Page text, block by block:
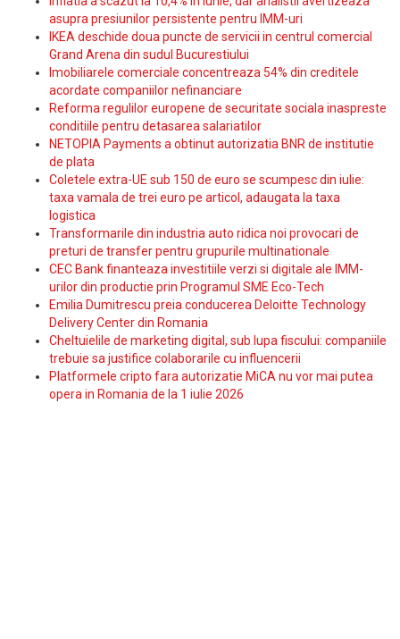
asupra presiunilor persistente pentru IMM-uri
IKEA deschide doua puncte de servicii in centrul comercial
Grand Arena din sudul Bucurestiului
Imobiliarele comerciale concentreaza 54% din creditele
acordate companiilor nefinanciare
Reforma regulilor europene de securitate sociala inaspreste
conditiile pentru detasarea salariatilor
NETOPIA Payments a obtinut autorizatia BNR de institutie
de plata
Coletele extra-UE sub 150 de euro se scumpesc din iulie:
taxa vamala de trei euro pe articol, adaugata la taxa
logistica
Transformarile din industria auto ridica noi provocari de
preturi de transfer pentru grupurile multinationale
CEC Bank finanteaza investitiile verzi si digitale ale IMM-
urilor din productie prin Programul SME Eco-Tech
Emilia Dumitrescu preia conducerea Deloitte Technology
Delivery Center din Romania
Cheltuielile de marketing digital, sub lupa fiscului: companiile
trebuie sa justifice colaborarile cu influencerii
Platformele cripto fara autorizatie MiCA nu vor mai putea
opera in Romania de la 1 iulie 2026